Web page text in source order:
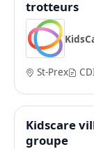
trotteurs
St-Prex
Kidscare
groupe